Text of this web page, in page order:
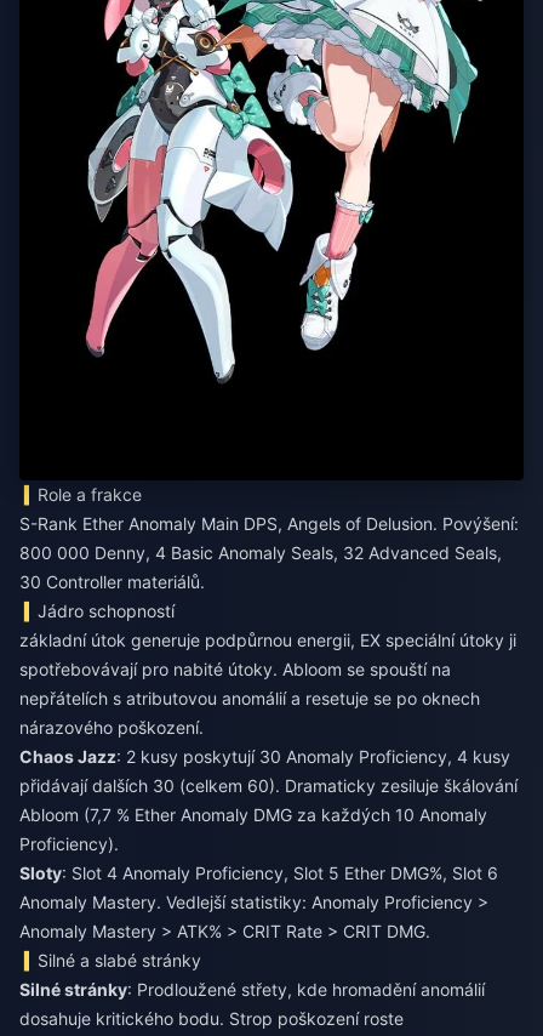
Role a frakce
S-Rank Ether Anomaly Main DPS, Angels of Delusion. Povýšení:
800 000 Denny, 4 Basic Anomaly Seals, 32 Advanced Seals,
30 Controller materiálů.
Jádro schopností
základní útok generuje podpůrnou energii, EX speciální útoky ji
spotřebovávají pro nabité útoky. Abloom se spouští na
nepřátelích s atributovou anomálií a resetuje se po oknech
nárazového poškození.
Chaos Jazz: 2 kusy poskytují 30 Anomaly Proficiency, 4 kusy
přidávají dalších 30 (celkem 60). Dramaticky zesiluje škálování
Abloom (7,7 % Ether Anomaly DMG za každých 10 Anomaly
Proficiency).
Sloty: Slot 4 Anomaly Proficiency, Slot 5 Ether DMG%, Slot 6
Anomaly Mastery. Vedlejší statistiky: Anomaly Proficiency >
Anomaly Mastery > ATK% > CRIT Rate > CRIT DMG.
Silné a slabé stránky
Silné stránky: Prodloužené střety, kde hromadění anomálií
dosahuje kritického bodu. Strop poškození roste